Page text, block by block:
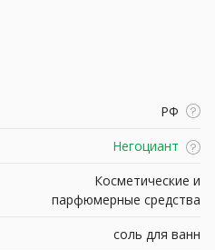
РФ
Негоциант
Косметические и
парфюмерные средства
соль для ванн